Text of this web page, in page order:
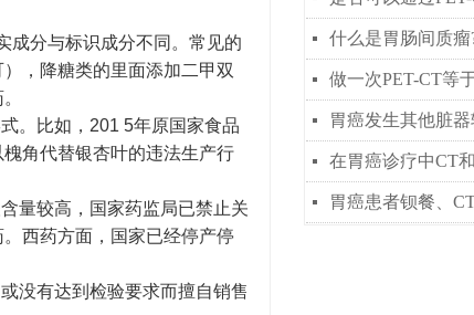
分与标识成分不同。常见的
，降糖类的里面添加二甲双
。比如，201 5年原国家食品
角代替银杏叶的违法生产行
量较高，国家药监局已禁止关
西药方面，国家已经停产停
没有达到检验要求而擅自销售
넷 什么是胃肠间质瘤
넷 做一次PET-CT等
넷 胃癌发生其他脏
넷 在胃癌诊疗中CT
넷 胃癌患者钡餐、